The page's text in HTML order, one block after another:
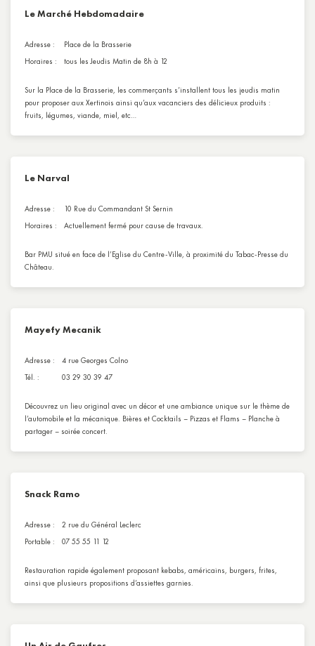
Le Marché Hebdomadaire
Adresse :
Place de la Brasserie
Horaires :
tous les Jeudis Matin de 8h à 12
Sur la Place de la Brasserie, les commerçants s’installent tous les jeudis matin
pour proposer aux Xertinois ainsi qu’aux vacanciers des délicieux produits :
fruits, légumes, viande, miel, etc…
Le Narval
Adresse :
10 Rue du Commandant St Sernin
Horaires :
Actuellement fermé pour cause de travaux.
Bar PMU situé en face de l’Eglise du Centre-Ville, à proximité du Tabac-Presse du
Château.
Mayefy Mecanik
Adresse :
4 rue Georges Colno
Tél. :
03 29 30 39 47
Découvrez un lieu original avec un décor et une ambiance unique sur le thème de
l’automobile et la mécanique. Bières et Cocktails – Pizzas et Flams – Planche à
partager – soirée concert.
Snack Ramo
Adresse :
2 rue du Général Leclerc
Portable :
07 55 55 11 12
Restauration rapide également proposant kebabs, américains, burgers, frites,
ainsi que plusieurs propositions d’assiettes garnies.